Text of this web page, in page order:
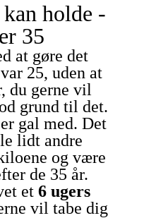
holde -
35
at gøre det
25, uden at
du gerne vil
grund til det.
gal med. Det
lidt andre
og være
de 35 år.
et 6 ugers
vil tabe dig